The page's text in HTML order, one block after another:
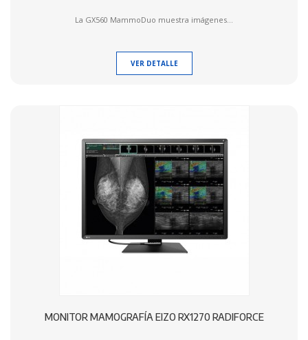
La GX560 MammoDuo muestra imágenes...
VER DETALLE
MONITOR MAMOGRAFÍA EIZO RX1270 RADIFORCE